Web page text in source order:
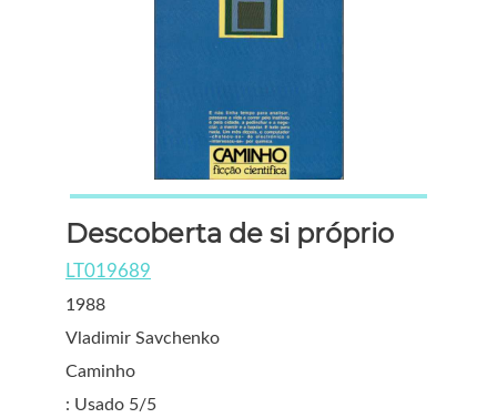
Descoberta de si próprio
LT019689
1988
Vladimir Savchenko
Caminho
: Usado 5/5